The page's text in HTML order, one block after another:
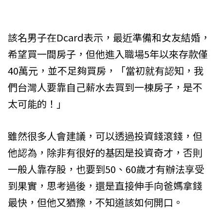
該名男子在Dcard表示，最近準備和女友結婚，
希望買一間房子，但他進入職場5年以來存款僅
40萬元，並不足夠買房，「當初就有認知，我
們台灣人要靠自己薪水去買到一棟房子，是不
太可能的！」
雖然很多人會建議，可以透過投資錢滾錢，但
他認為，除非有很好的基因是投資奇才，否則
一般人靠存股，也要到50、60歲才有辦法享受
到果實，思考過後，還是直接伸手向爸媽拿錢
最快，但他又猶豫，不知道該如何開口。